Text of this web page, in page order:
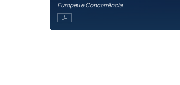
Europeu e Concorrência